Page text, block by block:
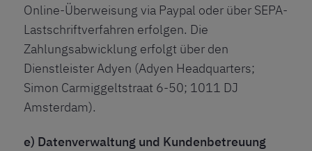
Online-Überweisung via Paypal oder über SEPA-
Lastschriftverfahren erfolgen. Die
Zahlungsabwicklung erfolgt über den
Dienstleister Adyen (Adyen Headquarters;
Simon Carmiggeltstraat 6-50; 1011 DJ
Amsterdam).
e) Datenverwaltung und Kundenbetreuung